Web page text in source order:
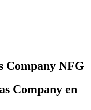
Company NFG
Company en